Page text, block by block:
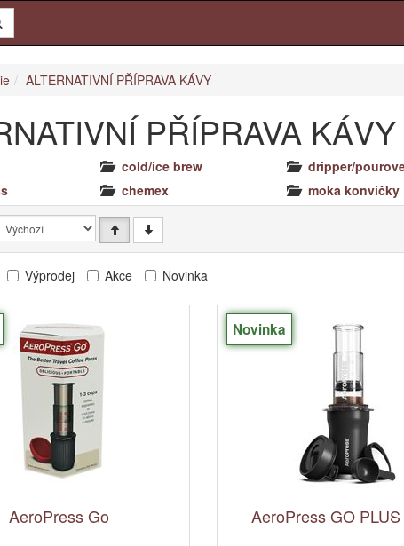
ALTERNATIVNÍ PŘÍPRAVA KÁVY
PŘÍPRAVA KÁVY
cold/ice brew dripper/
chemex moka konvičky
Výprodej Akce Novinka
AeroPress Go
Novinka
AeroPress GO